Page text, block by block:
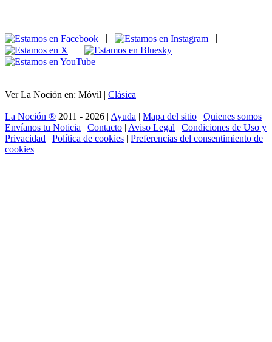
|
|
|
|
Ver La Noción en: Móvil | Clásica
La Noción ® 2011 - 2026 | Ayuda | Mapa del sitio | Quienes somos |
Envíanos tu Noticia | Contacto | Aviso Legal | Condiciones de Uso y
Privacidad | Política de cookies | Preferencias del consentimiento de
cookies